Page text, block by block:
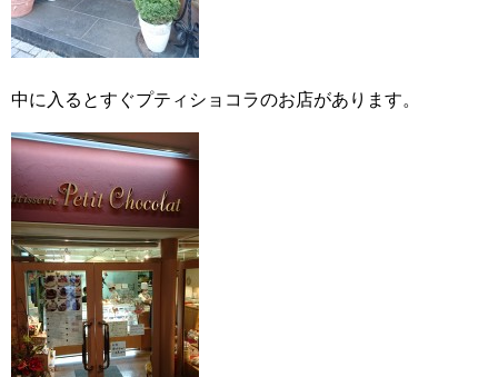
中に入るとすぐプティショコラのお店があります。